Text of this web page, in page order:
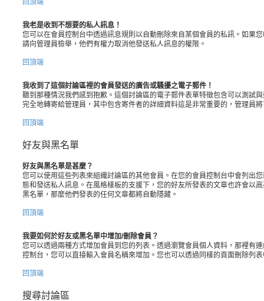
我老是收到不想要的私人訊息！
您可以在會員控制台中透過訊息規則以自動刪除來自某個會員的私訊。如果
請向管理員檢舉，他們有權力取消他發送私人訊息的權限。
回頂端
我收到了這個討論區裡的會員發送的廣告或騷擾之電子郵件！
聽到那種情況我們感到抱歉。這個討論區的電子郵件表單特徵包含可以測試
完全地轉寄給管理員，其中包含寄件者的詳細資料這是非常重要的，管理員
回頂端
好友與黑名單
好友與黑名單是甚麼？
您可以使用這些列表來組織討論區的其他會員。在您的會員控制台中會列出
態和發送私人訊息。在風格樣板的支援下，您的好友所發表的文章也許會以
黑名單，那麼他們發表的任何文章都將自動隱藏。
回頂端
我要如何於好友或黑名單中增加/刪除會員？
您可以透過兩種方式增加會員到您的列表。透過瀏覽會員個人資料，那裡有
控制台，您可以直接輸入會員名稱來增加。您也可以透過同樣的頁面刪除列
回頂端
搜尋討論區